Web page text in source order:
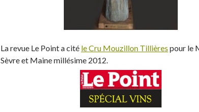
La revue Le Point a cité le Cru Mouzillon Tillières pour le
Sèvre et Maine millésime 2012.